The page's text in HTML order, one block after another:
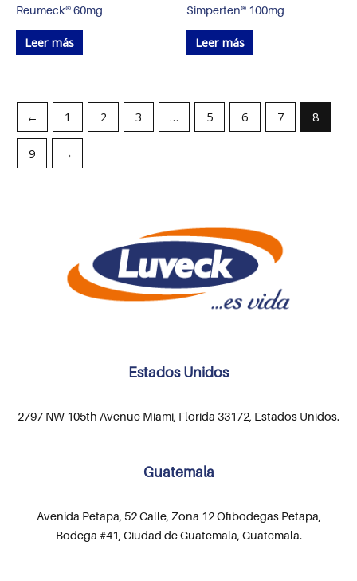
Reumeck® 60mg
Leer más
Simperten® 100mg
Leer más
← 1 2 3 … 5 6 7 8
9 →
Estados Unidos
2797 NW 105th Avenue Miami, Florida 33172, Estados Unidos.
Guatemala
Avenida Petapa, 52 Calle, Zona 12 Ofibodegas Petapa,
Bodega #41, Ciudad de Guatemala, Guatemala.